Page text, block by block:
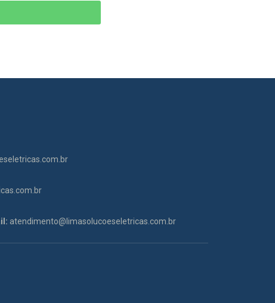
atendimento@limasolucoeseletricas.com.br